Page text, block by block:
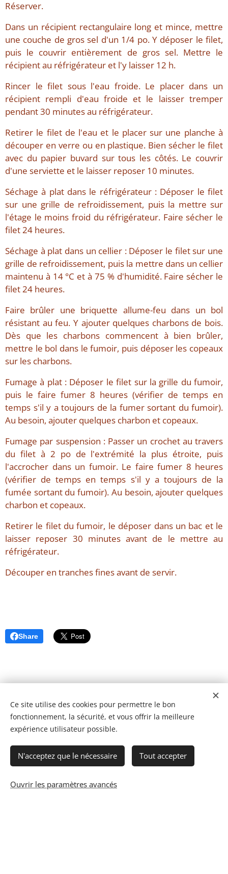
Réserver.
Dans un récipient rectangulaire long et mince, mettre
une couche de gros sel d'un 1/4 po. Y déposer le filet,
puis le couvrir entièrement de gros sel. Mettre le
récipient au réfrigérateur et l'y laisser 12 h.
Rincer le filet sous l'eau froide. Le placer dans un
récipient rempli d'eau froide et le laisser tremper
pendant 30 minutes au réfrigérateur.
Retirer le filet de l'eau et le placer sur une planche à
découper en verre ou en plastique. Bien sécher le filet
avec du papier buvard sur tous les côtés. Le couvrir
d'une serviette et le laisser reposer 10 minutes.
Séchage à plat dans le réfrigérateur : Déposer le filet
sur une grille de refroidissement, puis la mettre sur
l'étage le moins froid du réfrigérateur. Faire sécher le
filet 24 heures.
Séchage à plat dans un cellier : Déposer le filet sur une
grille de refroidissement, puis la mettre dans un cellier
maintenu à 14 °C et à 75 % d'humidité. Faire sécher le
filet 24 heures.
Faire brûler une briquette allume-feu dans un bol
résistant au feu. Y ajouter quelques charbons de bois.
Dès que les charbons commencent à bien brûler,
mettre le bol dans le fumoir, puis déposer les copeaux
sur les charbons.
Fumage à plat : Déposer le filet sur la grille du fumoir,
puis le faire fumer 8 heures (vérifier de temps en
temps s'il y a toujours de la fumer sortant du fumoir).
Au besoin, ajouter quelques charbon et copeaux.
Fumage par suspension : Passer un crochet au travers
du filet à 2 po de l'extrémité la plus étroite, puis
l'accrocher dans un fumoir. Le faire fumer 8 heures
(vérifier de temps en temps s'il y a toujours de la
fumée sortant du fumoir). Au besoin, ajouter quelques
charbon et copeaux.
Retirer le filet du fumoir, le déposer dans un bac et le
laisser reposer 30 minutes avant de le mettre au
réfrigérateur.
Découper en tranches fines avant de servir.
Share
© 2023 Les recettes d'Henri-Luc. Tous droits réservés.
Ce site utilise des cookies pour permettre le bon
fonctionnement, la sécurité, et vous offrir la meilleure
expérience utilisateur possible.
N'acceptez que le nécessaire Tout accepter
Ouvrir les paramètres avancés